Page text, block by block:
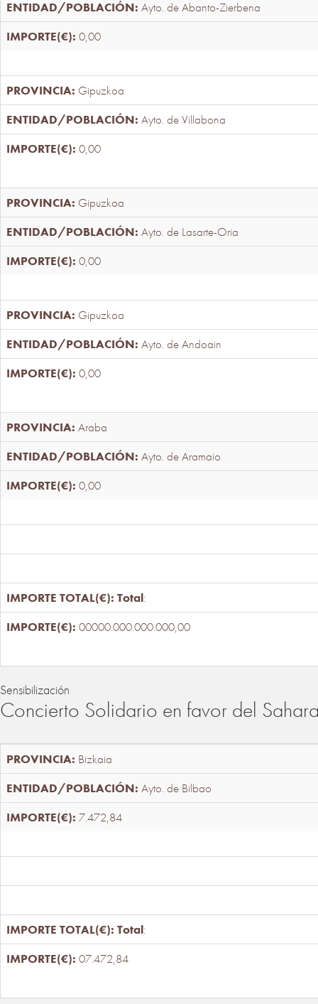
Ayto. de Abanto-Zierbena
0,00
Gipuzkoa
Ayto. de Villabona
0,00
Gipuzkoa
Ayto. de Lasarte-Oria
0,00
Gipuzkoa
Ayto. de Andoain
0,00
Araba
Ayto. de Aramaio
0,00
Total:
00000.000.000.000,00
Sensibilización
Concierto Solidario en favor del
Bizkaia
Ayto. de Bilbao
7.472,84
Total:
07.472,84